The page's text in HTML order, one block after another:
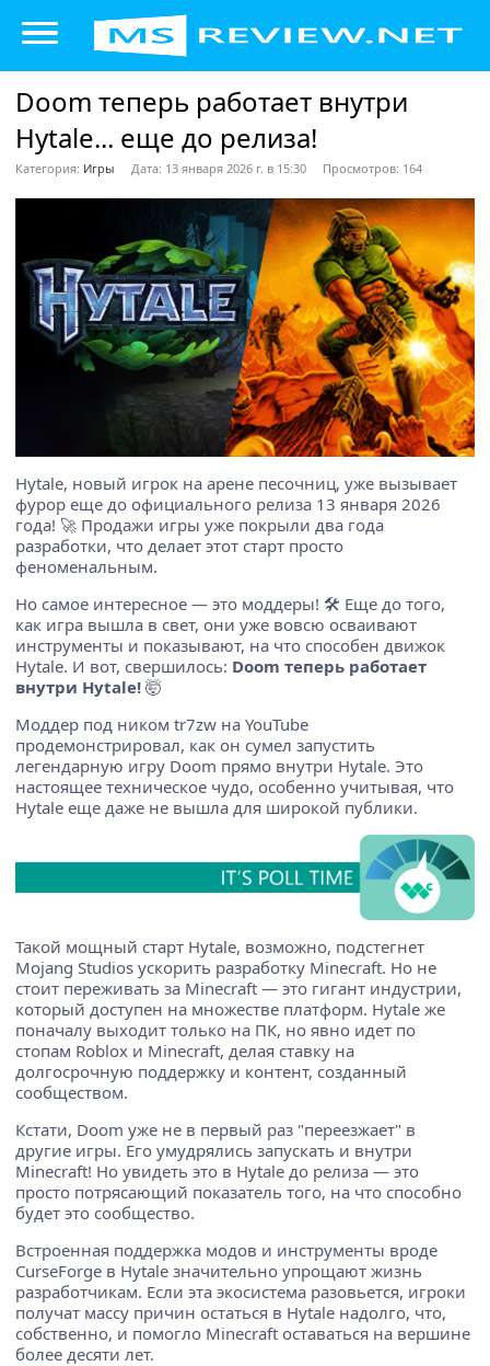
Doom теперь работает внутри
Hytale... еще до релиза!
Категория: Игры Дата: 13 января 2026 г. в 15:30 Просмотров: 164
Hytale, новый игрок на арене песочниц, уже вызывает
фурор еще до официального релиза 13 января 2026
года! 🚀 Продажи игры уже покрыли два года
разработки, что делает этот старт просто
феноменальным.
Но самое интересное — это моддеры! 🛠️ Еще до того,
как игра вышла в свет, они уже вовсю осваивают
инструменты и показывают, на что способен движок
Hytale. И вот, свершилось: Doom теперь работает
внутри Hytale! 🤯
Моддер под ником tr7zw на YouTube
продемонстрировал, как он сумел запустить
легендарную игру Doom прямо внутри Hytale. Это
настоящее техническое чудо, особенно учитывая, что
Hytale еще даже не вышла для широкой публики.
Такой мощный старт Hytale, возможно, подстегнет
Mojang Studios ускорить разработку Minecraft. Но не
стоит переживать за Minecraft — это гигант индустрии,
который доступен на множестве платформ. Hytale же
поначалу выходит только на ПК, но явно идет по
стопам Roblox и Minecraft, делая ставку на
долгосрочную поддержку и контент, созданный
сообществом.
Кстати, Doom уже не в первый раз "переезжает" в
другие игры. Его умудрялись запускать и внутри
Minecraft! Но увидеть это в Hytale до релиза — это
просто потрясающий показатель того, на что способно
будет это сообщество.
Встроенная поддержка модов и инструменты вроде
CurseForge в Hytale значительно упрощают жизнь
разработчикам. Если эта экосистема разовьется, игроки
получат массу причин остаться в Hytale надолго, что,
собственно, и помогло Minecraft оставаться на вершине
более десяти лет.